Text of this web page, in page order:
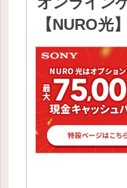
【NURO光】